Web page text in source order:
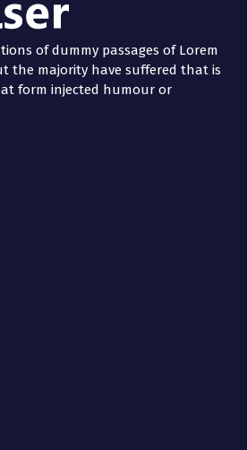
of dummy passages of Lorem
the majority have suffered that is
form injected humour or